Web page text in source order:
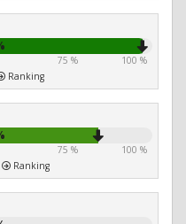
75 %
100 %
Ranking
75 %
100 %
Ranking